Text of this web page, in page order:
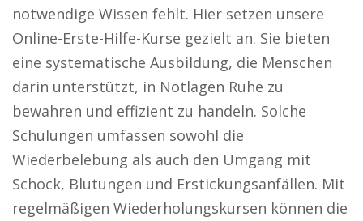
notwendige Wissen fehlt. Hier setzen unsere
Online-Erste-Hilfe-Kurse gezielt an. Sie bieten
eine systematische Ausbildung, die Menschen
darin unterstützt, in Notlagen Ruhe zu
bewahren und effizient zu handeln. Solche
Schulungen umfassen sowohl die
Wiederbelebung als auch den Umgang mit
Schock, Blutungen und Erstickungsanfällen. Mit
regelmäßigen Wiederholungskursen können die